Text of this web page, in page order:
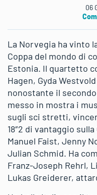
06
La Norvegia ha vinto
Coppa del mondo di
Estonia. Il quartetto
Hagen, Gyda
nonostante il
messo in mostra i
sugli sci stretti,
18″2 di vantaggio
Manuel Faist, Jenny
Julian Schmid. Ha
Franz-Joseph Rehrl,
Lukas Greiderer,